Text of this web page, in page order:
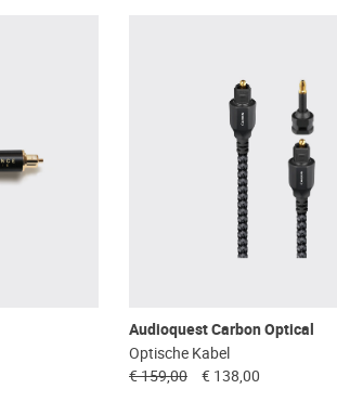
Audioquest Carbon Optical
Optische Kabel
€ 159,00
€ 138,00